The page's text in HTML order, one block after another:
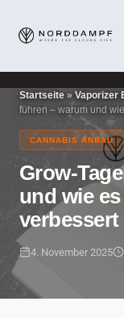
Startseite » Vaporizer
führen – warum und
CANNABIS ANBAU
Grow-
und wie
verbessert
4. November 2025